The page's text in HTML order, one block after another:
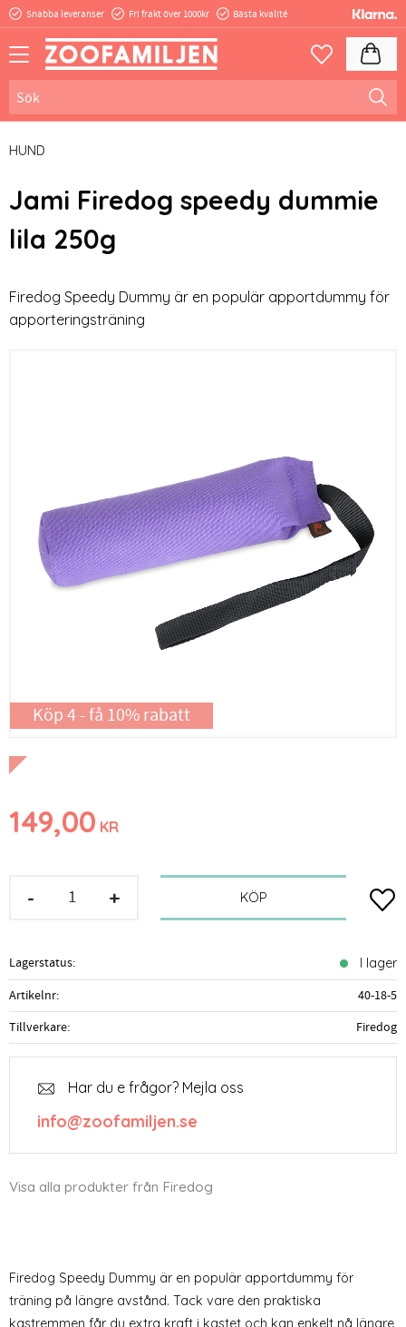
Snabba leveranser Fri frakt över 1000kr Bästa kvalité
Favoriter
HUND
Jami Firedog speedy dummie
lila 250g
Firedog Speedy Dummy är en populär apportdummy för
apporteringsträning
Köp 4 - få 10% rabatt
149,00 KR
+
- KÖP
Lagerstatus I lager
Artikelnr
40-18-5
Tillverkare
Firedog
Har du e frågor? Mejla oss
info@zoofamiljen.se
Visa alla produkter från Firedog
Firedog Speedy Dummy är en populär apportdummy för
träning på längre avstånd. Tack vare den praktiska
kastremmen får du extra kraft i kastet och kan enkelt nå längre